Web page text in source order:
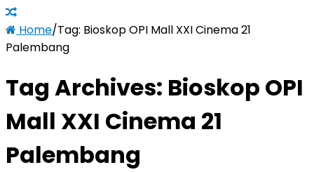
Home/Tag: Bioskop OPI Mall XXI Cinema 21
Palembang
Tag Archives: Bioskop OPI
Mall XXI Cinema 21
Palembang